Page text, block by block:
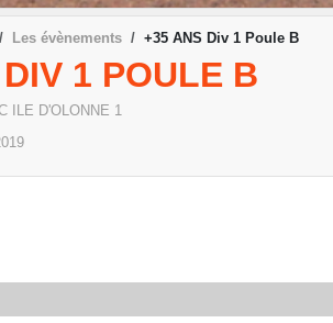
Les évènements +35 ANS Div 1 Poule B
1 POULE B
ILE D'OLONNE 1